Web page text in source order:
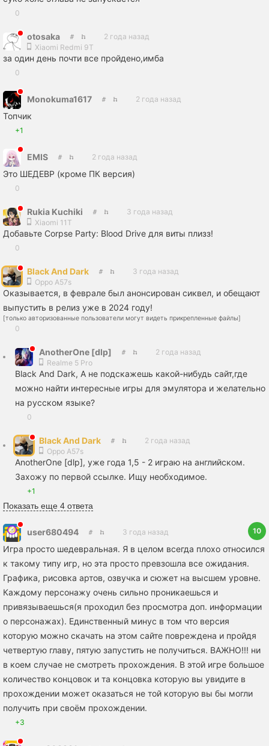
0
otosaka
2 года назад
Xiaomi Redmi 9T
за один день почти все пройдено,имба
0
Monokuma1617 2 года назад
Топчик
+1
EMIS 2 года назад
Это ШЕДЕВР (кроме ПК версия)
0
Rukia Kuchiki
3 года назад
Xiaomi 11T
Добавьте Corpse Party: Blood Drive для виты плизз!
0
Black And Dark
3 года назад
Oppo A57s
Оказывается, в феврале был анонсирован сиквел, и обещают
выпустить в релиз уже в 2024 году!
[только авторизованные пользователи могут видеть прикрепленные файлы]
0
AnotherOne [dlp]
2 года назад
Realme 5 Pro
Black And Dark, А не подскажешь какой-нибудь сайт,где
можно найти интересные игры для эмулятора и желательно
на русском языке?
0
Black And Dark
2 года назад
Oppo A57s
AnotherOne [dlp], уже года 1,5 - 2 играю на английском.
Захожу по первой ссылке. Ищу необходимое.
+1
Показать еще 4 ответа
user680494 3 года назад 10
Игра просто шедевральная. Я в целом всегда плохо относился
к такому типу игр, но эта просто превзошла все ожидания.
Графика, рисовка артов, озвучка и сюжет на высшем уровне.
Каждому персонажу очень сильно проникаешься и
привязываешься(я проходил без просмотра доп. информации
о персонажах). Единственный минус в том что версия
которую можно скачать на этом сайте повреждена и пройдя
четвертую главу, пятую запустить не получиться. ВАЖНО!!! ни
в коем случае не смотреть прохождения. В этой игре большое
количество концовок и та концовка которую вы увидите в
прохождении может оказаться не той которую вы бы могли
получить при своём прохождении.
+3